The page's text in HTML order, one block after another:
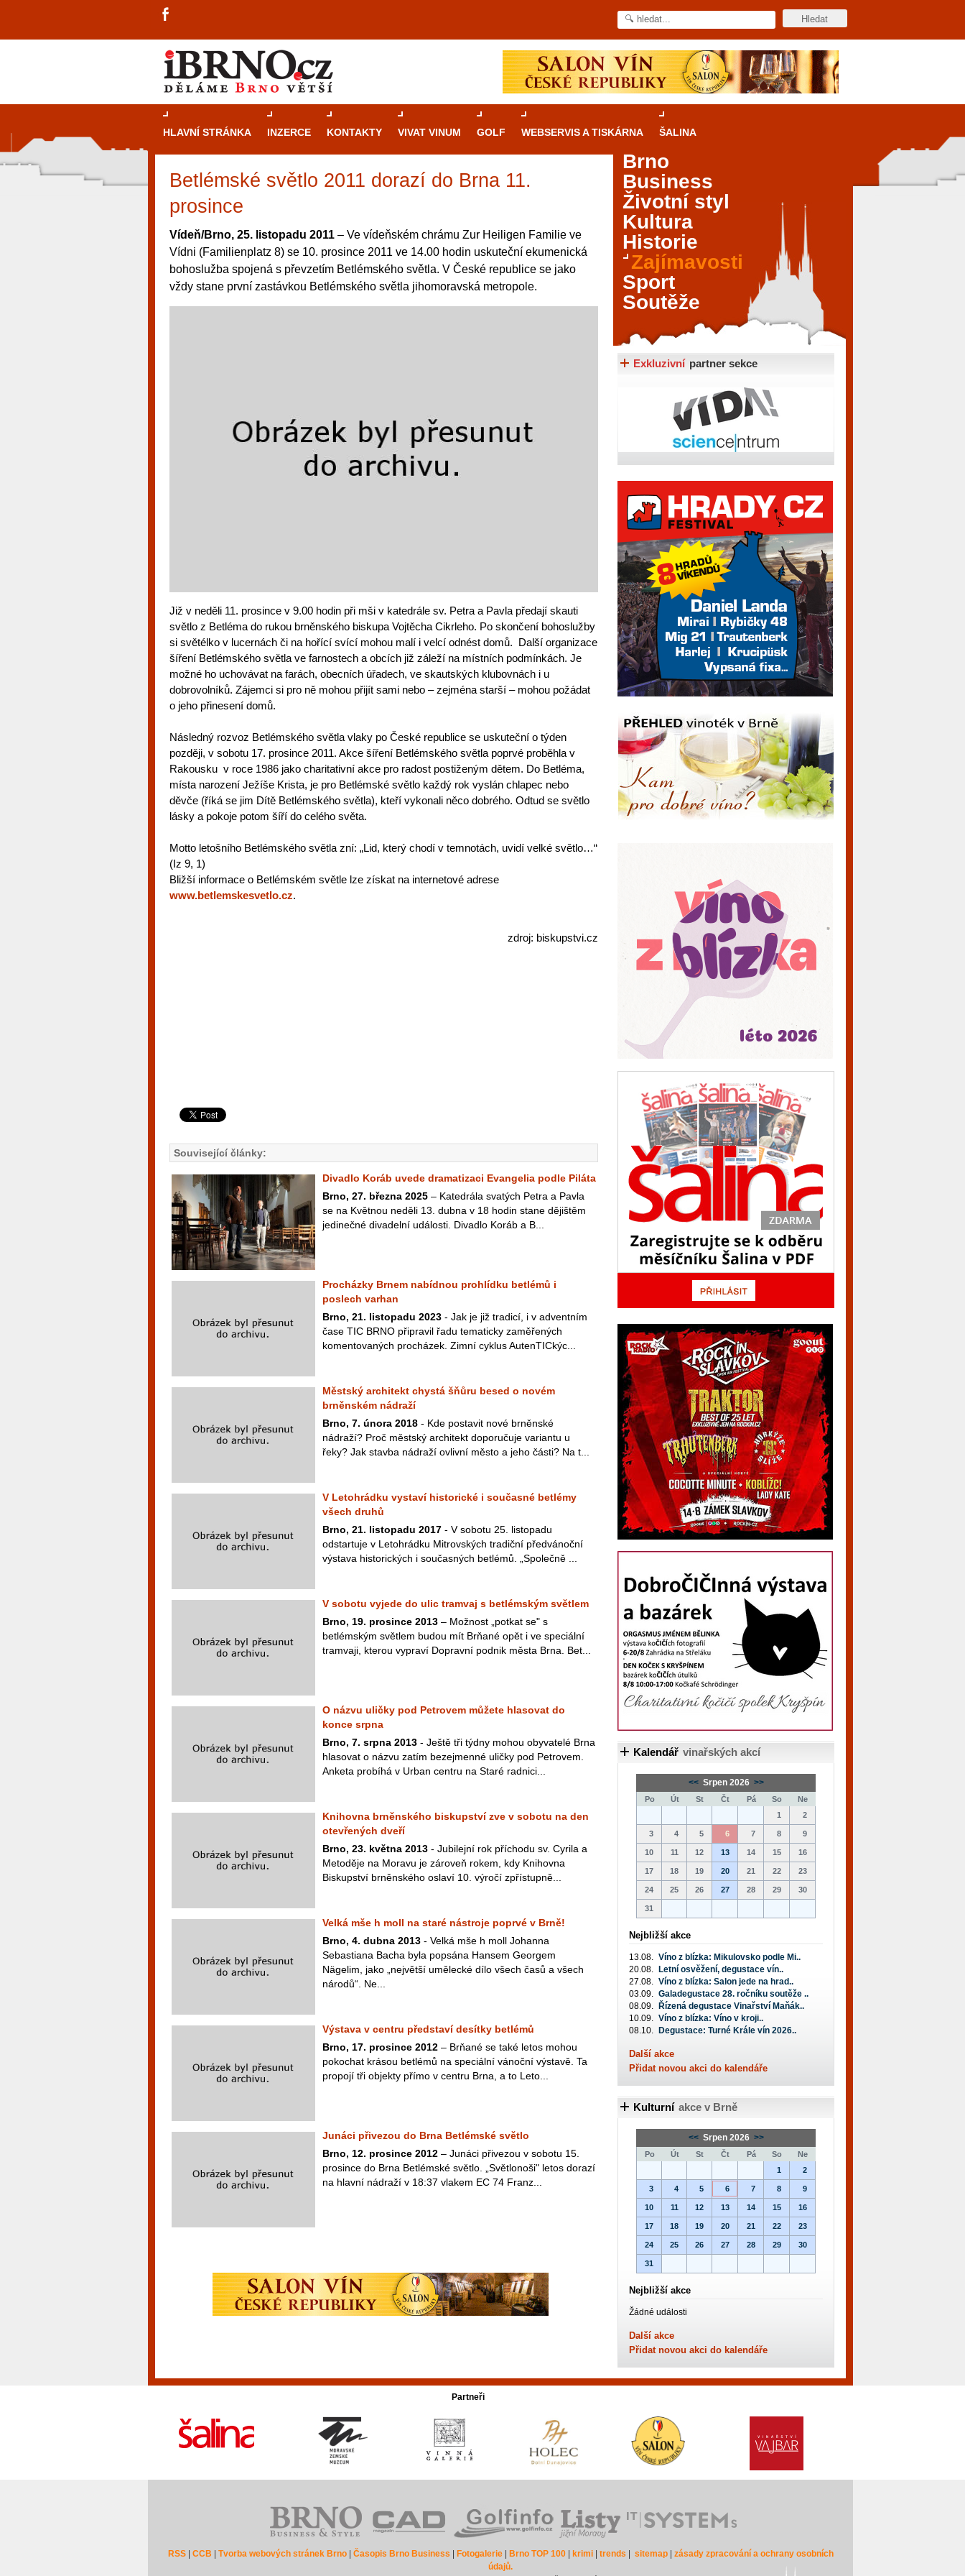
HLAVNÍ STRÁNKA INZERCE KONTAKTY VIVAT VINUM GOLF WEBSERVIS A TISKÁRNA ŠALINA
Betlémské světlo 2011 dorazí do Brna 11.
prosince
Vídeň/Brno, 25. listopadu 2011 – Ve vídeňském chrámu Zur Heiligen Familie ve
Vídni (Familienplatz 8) se 10. prosince 2011 ve 14.00 hodin uskuteční ekumenická
bohoslužba spojená s převzetím Betlémského světla. V České republice se jako
vždy stane první zastávkou Betlémského světla jihomoravská metropole.
Již v neděli 11. prosince v 9.00 hodin při mši v katedrále sv. Petra a Pavla předají skauti
světlo z Betléma do rukou brněnského biskupa Vojtěcha Cikrleho. Po skončení bohoslužby
si světélko v lucernách či na hořící svící mohou malí i velcí odnést domů. Další organizace
šíření Betlémského světla ve farnostech a obcích již záleží na místních podmínkách. Je
možné ho uchovávat na farách, obecních úřadech, ve skautských klubovnách i u
dobrovolníků. Zájemci si pro ně mohou přijít sami nebo – zejména starší – mohou požádat
o jeho přinesení domů.
Následný rozvoz Betlémského světla vlaky po České republice se uskuteční o týden
později, v sobotu 17. prosince 2011. Akce šíření Betlémského světla poprvé proběhla v
Rakousku v roce 1986 jako charitativní akce pro radost postiženým dětem. Do Betléma,
místa narození Ježíše Krista, je pro Betlémské světlo každý rok vyslán chlapec nebo
děvče (říká se jim Dítě Betlémského světla), kteří vykonali něco dobrého. Odtud se světlo
lásky a pokoje potom šíří do celého světa.
Motto letošního Betlémského světla zní: „Lid, který chodí v temnotách, uvidí velké světlo…“
(Iz 9, 1)
Bližší informace o Betlémském světle lze získat na internetové adrese
www.betlemskesvetlo.cz.
zdroj: biskupstvi.cz
Související články:
Divadlo Koráb uvede dramatizaci Evangelia podle Piláta
Brno, 27. března 2025 – Katedrála svatých Petra a Pavla
se na Květnou neděli 13. dubna v 18 hodin stane dějištěm
jedinečné divadelní události. Divadlo Koráb a B...
Procházky Brnem nabídnou prohlídku betlémů i
poslech varhan
Brno, 21. listopadu 2023 - Jak je již tradicí, i v adventním
čase TIC BRNO připravil řadu tematicky zaměřených
komentovaných procházek. Zimní cyklus AutenTICkýc...
Městský architekt chystá šňůru besed o novém
brněnském nádraží
Brno, 7. února 2018 - Kde postavit nové brněnské
nádraží? Proč městský architekt doporučuje variantu u
řeky? Jak stavba nádraží ovlivní město a jeho části? Na t...
V Letohrádku vystaví historické i současné betlémy
všech druhů
Brno, 21. listopadu 2017 - V sobotu 25. listopadu
odstartuje v Letohrádku Mitrovských tradiční předvánoční
výstava historických i současných betlémů. „Společně ...
V sobotu vyjede do ulic tramvaj s betlémským světlem
Brno, 19. prosince 2013 – Možnost „potkat se" s
betlémským světlem budou mít Brňané opět i ve speciální
tramvaji, kterou vypraví Dopravní podnik města Brna. Bet...
O názvu uličky pod Petrovem můžete hlasovat do
konce srpna
Brno, 7. srpna 2013 - Ještě tři týdny mohou obyvatelé Brna
hlasovat o názvu zatím bezejmenné uličky pod Petrovem.
Anketa probíhá v Urban centru na Staré radnici...
Knihovna brněnského biskupství zve v sobotu na den
otevřených dveří
Brno, 23. května 2013 - Jubilejní rok příchodu sv. Cyrila a
Metoděje na Moravu je zároveň rokem, kdy Knihovna
Biskupství brněnského oslaví 10. výročí zpřístupně...
Velká mše h moll na staré nástroje poprvé v Brně!
Brno, 4. dubna 2013 - Velká mše h moll Johanna
Sebastiana Bacha byla popsána Hansem Georgem
Nägelim, jako „největší umělecké dílo všech časů a všech
národů“. Ne...
Výstava v centru představí desítky betlémů
Brno, 17. prosince 2012 – Brňané se také letos mohou
pokochat krásou betlémů na speciální vánoční výstavě. Ta
propojí tři objekty přímo v centru Brna, a to Leto...
Junáci přivezou do Brna Betlémské světlo
Brno, 12. prosince 2012 – Junáci přivezou v sobotu 15.
prosince do Brna Betlémské světlo. „Světlonoši" letos dorazí
na hlavní nádraží v 18:37 vlakem EC 74 Franz...
Průvodcekasinovými hrami v Brně: Od
Brno je městem známým pro zajímavé památky, skvělé
restaurace, divadla a univerzity. Mimo jiné je ale také
místem, kde si můžete legálně a bezpečně vyzkoušet
různé kasinové hry. V neustále kvetoucí moravské
metropoli naleznete širokou nabídku her od klasické
Brno
Business
Životní styl
Kultura
Historie
Zajímavosti
Sport
Soutěže
Exkluzivní partner sekce
Kalendář vinařských akcí
<< Srpen 2026 >>
Po Út St Čt Pá So
Ne
1
2
3 4 5 6 7 8 9
10 11 12 13 14 15 16
17 18 19 20 21 22 23
24 25 26 27 28 29 30
31
Nejbližší akce
13.08. Víno z blízka: Mikulovsko podle Mi..
20.08.
Letní osvěžení, degustace vín..
27.08. Víno z blízka: Salon jede na hrad..
03.09. Galadegustace 28. ročníku soutěže ..
08.09.
Řízená degustace Vinařství Maňák..
10.09. Víno z blízka: Víno v kroji..
08.10.
Degustace: Turné Krále vín 2026..
Další akce
Přidat novou akci do kalendáře
Kulturní akce v Brně
<< Srpen 2026 >>
Po Út St Čt Pá So
Ne
1
2
3 4 5 6 7 8 9
10 11 12 13 14 15 16
17 18 19 20 21 22 23
24 25 26 27 28 29 30
31
Nejbližší akce
Žádné události
Další akce
Přidat novou akci do kalendáře
Partneři
RSS| CCB Tvorba webových stránek Brno| Časopis Brno Business Fotogalerie| Brno TOP 100| krimi| trends sitemap| zásady zpracování a ochrany osobních
údajů.